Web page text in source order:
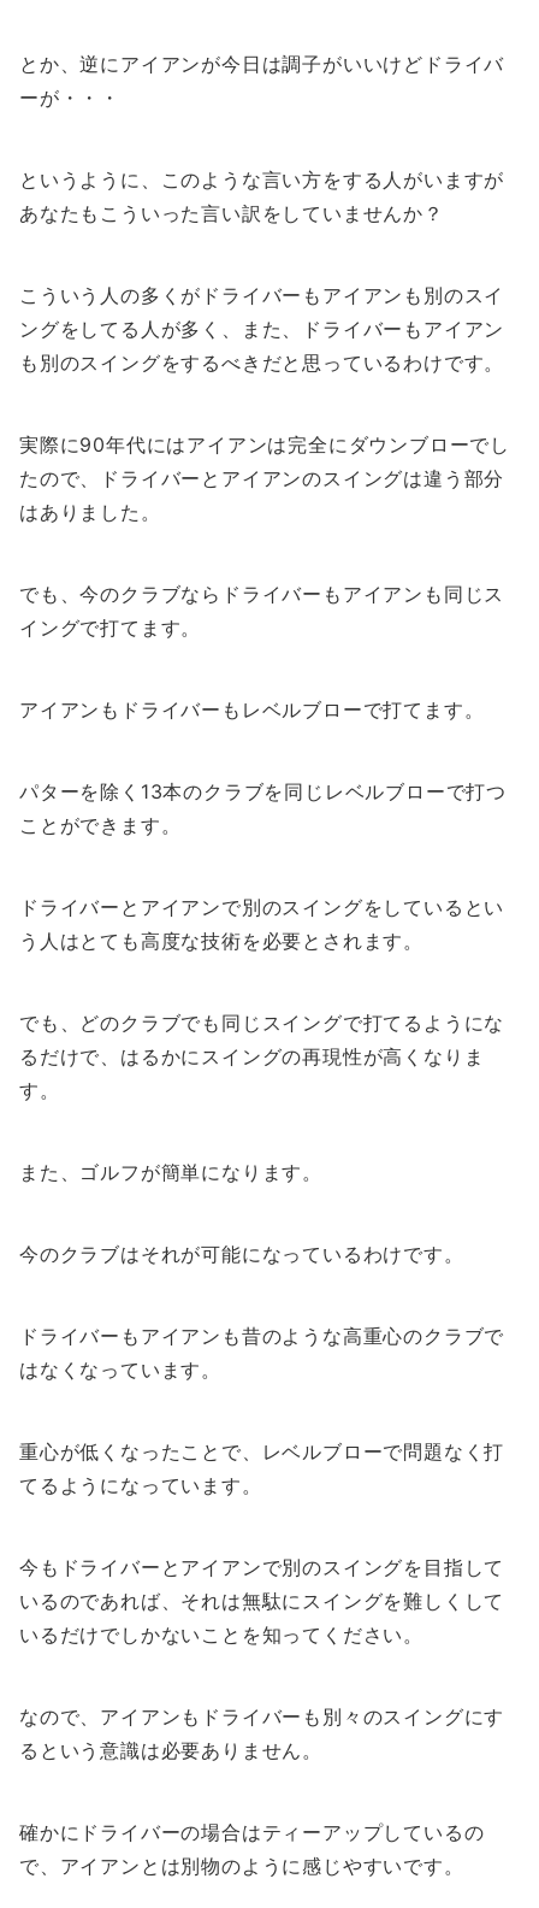
とか、逆にアイアンが今日は調子がいいけどドライバ
ーが・・・
というように、このような言い方をする人がいますが
あなたもこういった言い訳をしていませんか？
こういう人の多くがドライバーもアイアンも別のスイ
ングをしてる人が多く、また、ドライバーもアイアン
も別のスイングをするべきだと思っているわけです。
実際に90年代にはアイアンは完全にダウンブローでし
たので、ドライバーとアイアンのスイングは違う部分
はありました。
でも、今のクラブならドライバーもアイアンも同じス
イングで打てます。
アイアンもドライバーもレベルブローで打てます。
パターを除く13本のクラブを同じレベルブローで打つ
ことができます。
ドライバーとアイアンで別のスイングをしているとい
う人はとても高度な技術を必要とされます。
でも、どのクラブでも同じスイングで打てるようにな
るだけで、はるかにスイングの再現性が高くなりま
す。
また、ゴルフが簡単になります。
今のクラブはそれが可能になっているわけです。
ドライバーもアイアンも昔のような高重心のクラブで
はなくなっています。
重心が低くなったことで、レベルブローで問題なく打
てるようになっています。
今もドライバーとアイアンで別のスイングを目指して
いるのであれば、それは無駄にスイングを難しくして
いるだけでしかないことを知ってください。
なので、アイアンもドライバーも別々のスイングにす
るという意識は必要ありません。
確かにドライバーの場合はティーアップしているの
で、アイアンとは別物のように感じやすいです。